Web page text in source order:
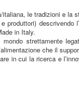
le tradizioni e la
produttori)
in Italy.
mondo strettamente
che il
in cui la ricerca e